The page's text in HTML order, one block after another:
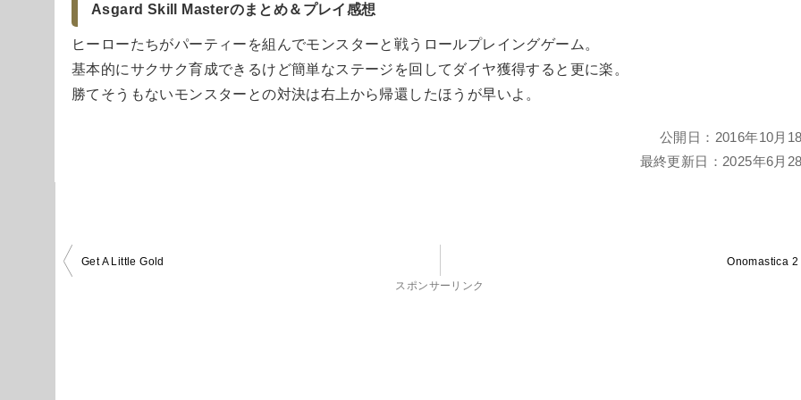
Asgard Skill Masterのまとめ＆プレイ感想
ヒーローたちがパーティーを組んでモンスターと戦うロールプレイングゲーム。
基本的にサクサク育成できるけど簡単なステージを回してダイヤ獲得すると更に楽。
勝てそうもないモンスターとの対決は右上から帰還したほうが早いよ。
公開日： 2016年10月
最終更新日： 2025年6月
投
Get A Little Gold
Onomastica 2
スポンサーリンク